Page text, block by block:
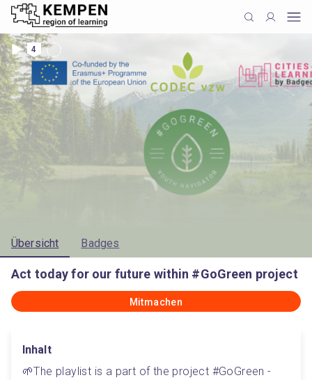
4
Übersicht Badges
Act today for our future within #GoGreen project
Mitmachen
Inhalt
🌱The playlist is a part of the project #GoGreen -